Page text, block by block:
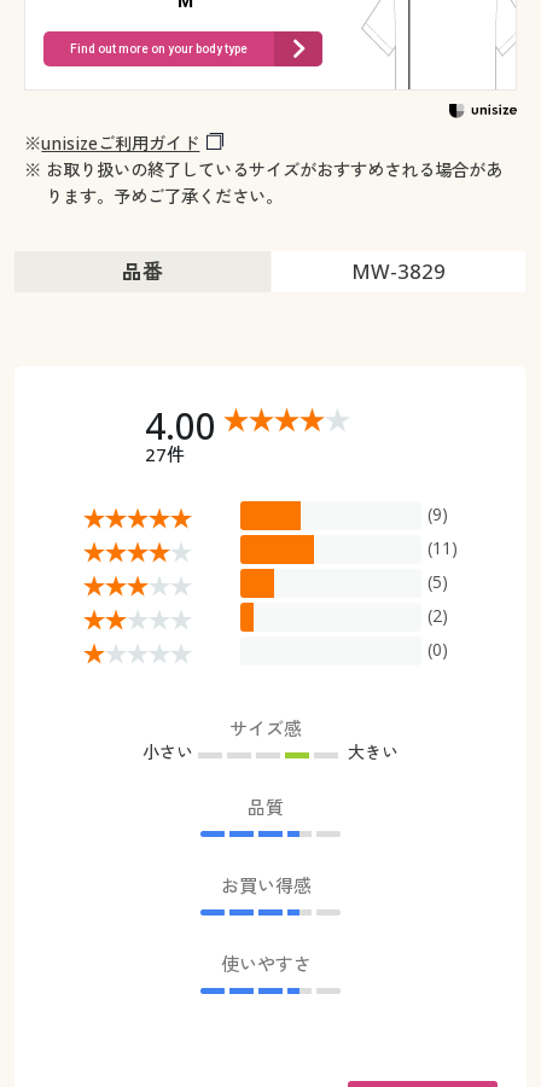
Find out more on your body type
※unisizeご利用ガイド
※ お取り扱いの終了しているサイズがおすすめされる場合があ
ります。予めご了承ください。
品番 MW-3829
4.00
27件
(9)
(11)
(5)
(2)
(0)
サイズ感
小さい 大きい
品質
お買い得感
使いやすさ